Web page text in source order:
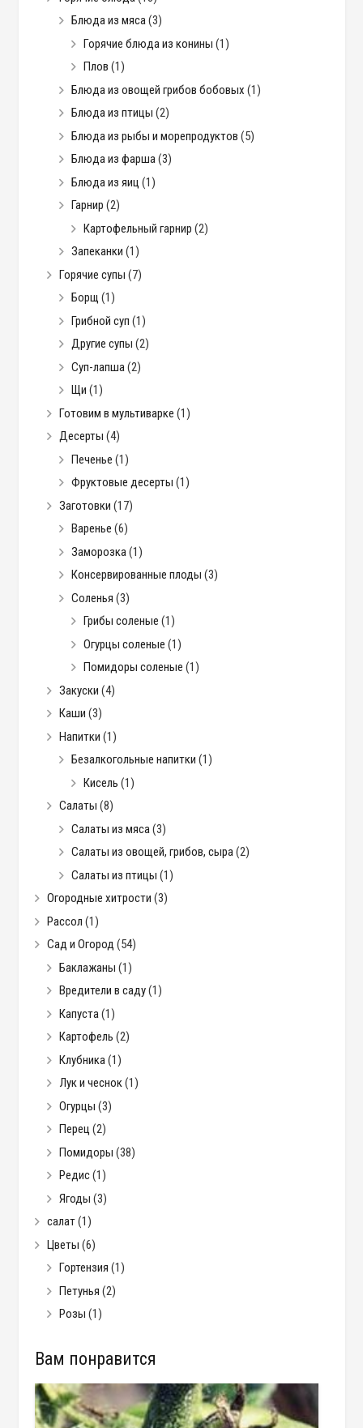
Блюда из мяса(3)
Горячие блюда из конины (1)
Плов (1)
Блюда из овощей грибов бобовых (1)
Блюда из птицы (2)
Блюда из рыбы и морепродуктов (5)
Блюда из фарша(3)
Блюда из яиц (1)
Гарнир (2)
Картофельный гарнир (2)
Запеканки (1)
Горячие супы (7)
Борщ (1)
Грибной суп (1)
Другие супы (2)
Суп-лапша(2)
Щи (1)
Готовим в мультиварке (1)
Десерты (4)
Печенье (1)
Фруктовые десерты (1)
Заготовки (17)
Варенье (6)
Заморозка(1)
Консервированные плоды (3)
Соленья (3)
Грибы соленые (1)
Огурцы соленые (1)
Помидоры соленые (1)
Закуски (4)
Каши (3)
Напитки (1)
Безалкогольные напитки (1)
Кисель (1)
Салаты (8)
Салаты из мяса(3)
Салаты из овощей, грибов, сыра(2)
Салаты из птицы (1)
Огородные хитрости (3)
Рассол (1)
Сад и Огород (54)
Баклажаны (1)
Вредители в саду(1)
Капуста(1)
Картофель (2)
Клубника(1)
Лук и чеснок(1)
Огурцы (3)
Перец (2)
Помидоры (38)
Редис(1)
Ягоды (3)
салат(1)
Цветы (6)
Гортензия (1)
Петунья (2)
Розы (1)
Вам понравится